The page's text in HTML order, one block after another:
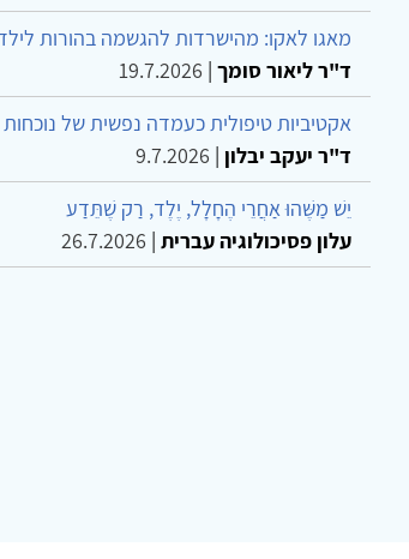
מאגו לאקו: מהישרדות להגשמה בהורות
ד"ר ליאור סומך |
19.7.2026
אקטיביות טיפולית כעמדה נפשית של
ד"ר יעקב יבלון |
9.7.2026
יֵשׁ מַשֶּׁהוּ אַחֲרֵי הֶחָלָל, יֶלֶד, רַק שֶׁתֵּדַע
עלון פסיכולוגיה עברית |
26.7.2026